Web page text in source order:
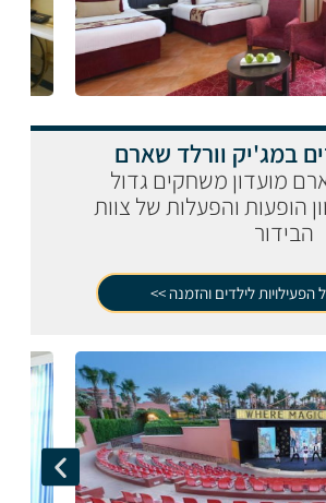
במג'יק וורלד שארם
מועדון משחקים גדול
הופעות והפעלות של צוות
הבידור
הפעילויות לילדים והזמנה >>